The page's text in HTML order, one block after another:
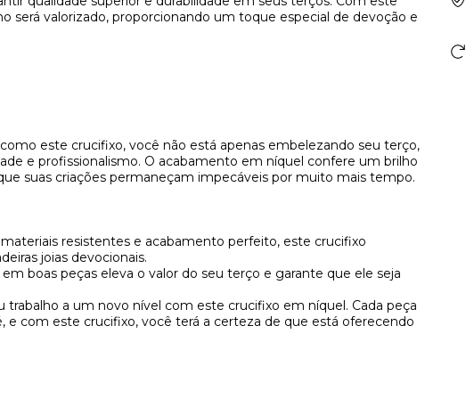
será valorizado, proporcionando um toque especial de devoção e
este crucifixo, você não está apenas embelezando seu terço,
e profissionalismo. O acabamento em níquel confere um brilho
suas criações permaneçam impecáveis por muito mais tempo.
resistentes e acabamento perfeito, este crucifixo
joias devocionais.
boas peças eleva o valor do seu terço e garante que ele seja
trabalho a um novo nível com este crucifixo em níquel. Cada peça
e com este crucifixo, você terá a certeza de que está oferecendo